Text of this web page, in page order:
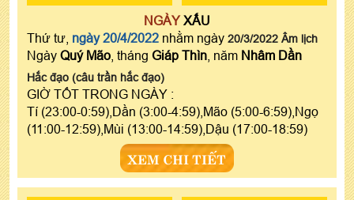
NGÀYXẤU
Thứ tư, ngày 20/4/2022 nhằm ngày 20/3/2022 Âm lịch
Ngày Quý Mão , tháng Giáp Thìn , năm Nhâm Dần
Hắc đạo (câu trần hắc đạo)
GIỜ TỐT TRONG NGÀY :
Tí (23:00-0:59),Dần (3:00-4:59),Mão (5:00-6:59),Ngọ
(11:00-12:59),Mùi (13:00-14:59),Dậu (17:00-18:59)
XEM CHI TIẾT